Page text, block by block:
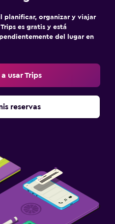
planificar, organizar y viajar
es gratis y está
del lugar en
usar Trips
reservas